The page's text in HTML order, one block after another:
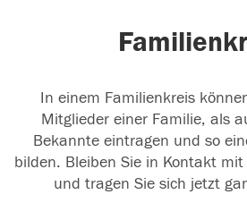
In einem Familienkreis
Mitglieder einer Familie, als
Bekannte eintragen und so
bilden. Bleiben Sie in Kontakt
und tragen Sie sich jetzt